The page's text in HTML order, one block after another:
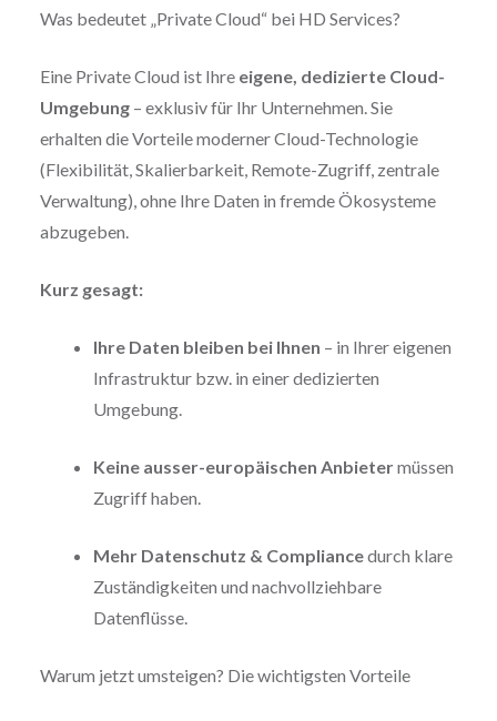
Was bedeutet „Private Cloud“ bei HD Services?
Eine Private Cloud ist Ihre eigene, dedizierte Cloud-
Umgebung– exklusiv für Ihr Unternehmen. Sie
erhalten die Vorteile moderner Cloud-Technologie
(Flexibilität, Skalierbarkeit, Remote-Zugriff, zentrale
Verwaltung), ohne Ihre Daten in fremde Ökosysteme
abzugeben.
Kurz gesagt:
Ihre Daten bleiben bei Ihnen – in Ihrer eigenen
Infrastruktur bzw. in einer dedizierten
Umgebung.
Keine ausser-europäischen Anbietermüssen
Zugriff haben.
Mehr Datenschutz & Compliancedurch klare
Zuständigkeiten und nachvollziehbare
Datenflüsse.
Warum jetzt umsteigen? Die wichtigsten Vorteile